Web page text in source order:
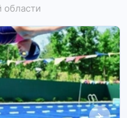
области